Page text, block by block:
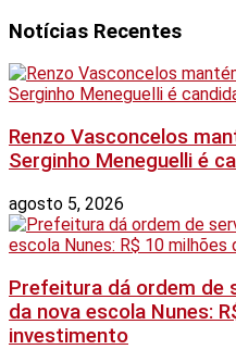
Notícias Recentes
Renzo Vasconcelos
Serginho Meneguelli é
agosto 5, 2026
Prefeitura dá ordem de
da nova escola Nunes:
investimento